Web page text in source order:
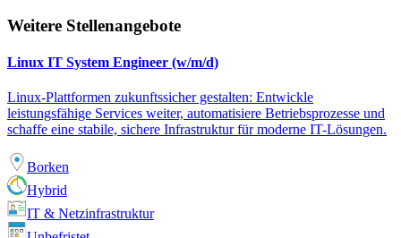
Weitere Stellenangebote
Linux IT System Engineer (w/m/d)
Linux-Plattformen zukunftssicher gestalten: Entwickle
leistungsfähige Services weiter, automatisiere Betriebsprozesse und
schaffe eine stabile, sichere Infrastruktur für moderne IT-Lösungen.
Borken
Hybrid
IT & Netzinfrastruktur